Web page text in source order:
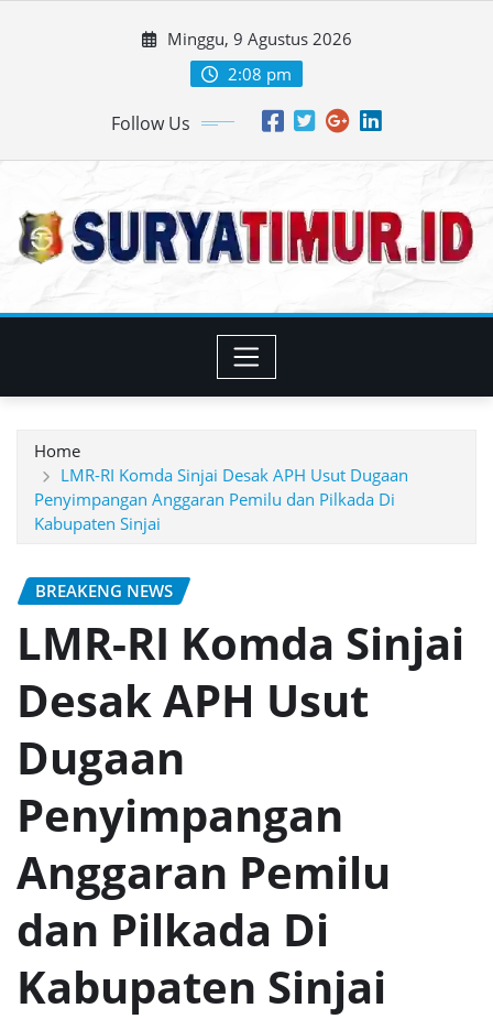
Minggu, 9 Agustus 2026
2:08 pm
Follow Us
Home
LMR-RI Komda Sinjai Desak APH Usut Dugaan
Penyimpangan Anggaran Pemilu dan Pilkada Di
Kabupaten Sinjai
BREAKENG NEWS
LMR-RI Komda Sinjai
Desak APH Usut
Dugaan
Penyimpangan
Anggaran Pemilu
dan Pilkada Di
Kabupaten Sinjai